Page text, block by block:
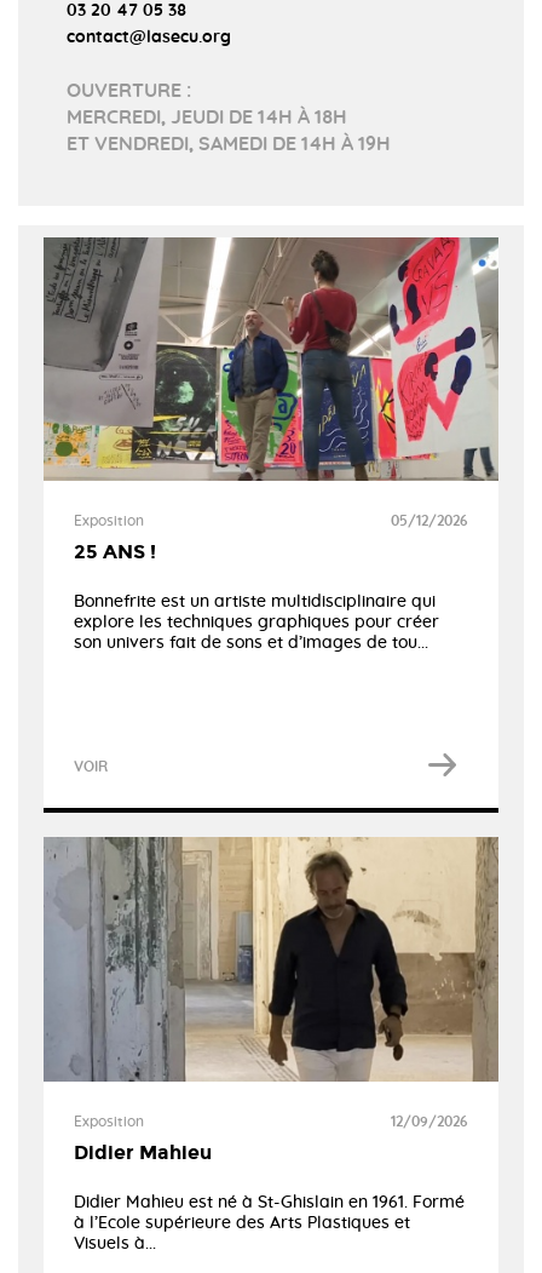
03 20 47 05 38
contact@lasecu.org
OUVERTURE :
MERCREDI, JEUDI DE 14H À 18H
ET VENDREDI, SAMEDI DE 14H À 19H
Exposition 05/12/2026
25 ANS !
Bonnefrite est un artiste multidisciplinaire qui
explore les techniques graphiques pour créer
son univers fait de sons et d’images de tou...
VOIR
Exposition 12/09/2026
Didier Mahieu
Didier Mahieu est né à St-Ghislain en 1961. Formé
à l’Ecole supérieure des Arts Plastiques et
Visuels à...